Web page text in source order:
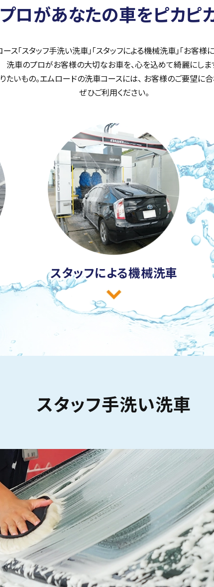
ロがあなたの車をピカピ
「スタッフ手洗い洗車」「スタッフによる機械洗車」「お客様
洗車のプロがお客様の大切なお車を、心を込めて綺麗にしま
いもの。エムロードの洗車コースには、 お客様のご要望に
ぜひご利用ください。
スタッフによる機械洗車
スタッフ手洗い洗車